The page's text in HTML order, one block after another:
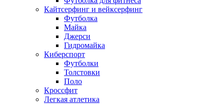
Кайтсерфинг и вейксерфинг
Футболка
Майка
Джерси
Гидромайка
Киберспорт
Футболки
Толстовки
Поло
Кроссфит
Легкая атлетика